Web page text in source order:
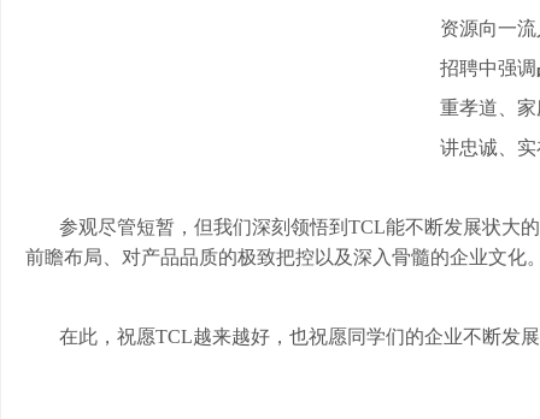
资源向一
招聘中强调
重孝道、
讲忠诚、
参观尽管短暂，但我们深刻领悟到 TCL能不断发展状大
前瞻布局、对产品品质的极致把控以及深入骨髓的企业文化
在此，祝愿TCL越来越好，也祝愿同学们的企业不断发